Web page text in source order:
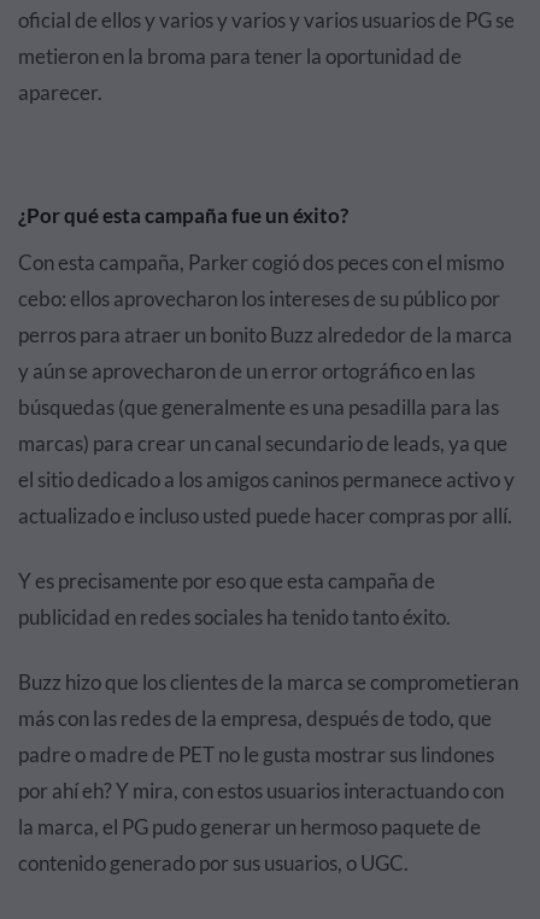
oficial de ellos y varios y varios y varios usuarios de PG se
metieron en la broma para tener la oportunidad de
aparecer.
¿Por qué esta campaña fue un éxito?
Con esta campaña, Parker cogió dos peces con el mismo
cebo: ellos aprovecharon los intereses de su público por
perros para atraer un bonito Buzz alrededor de la marca
y aún se aprovecharon de un error ortográfico en las
búsquedas (que generalmente es una pesadilla para las
marcas) para crear un canal secundario de leads, ya que
el sitio dedicado a los amigos caninos permanece activo y
actualizado e incluso usted puede hacer compras por allí.
Y es precisamente por eso que esta campaña de
publicidad en redes sociales ha tenido tanto éxito.
Buzz hizo que los clientes de la marca se comprometieran
más con las redes de la empresa, después de todo, que
padre o madre de PET no le gusta mostrar sus lindones
por ahí eh? Y mira, con estos usuarios interactuando con
la marca, el PG pudo generar un hermoso paquete de
contenido generado por sus usuarios, o UGC.